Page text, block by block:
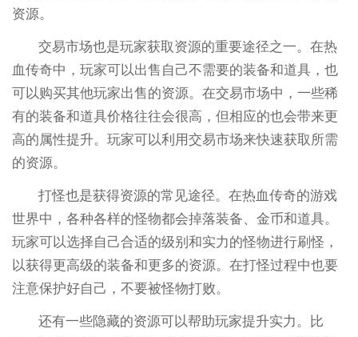
资源。
交易市场也是玩家获取资源的重要途径之一。在热
血传奇中，玩家可以出售自己不需要的装备和道具，也
可以购买其他玩家出售的资源。在交易市场中，一些稀
有的装备和道具价格往往会很高，但相应的也会带来更
高的属性提升。玩家可以利用交易市场来快速获取所需
的资源。
打怪也是获得资源的常见途径。在热血传奇的游戏
世界中，各种各样的怪物都会掉落装备、金币和道具。
玩家可以选择自己合适的级别和实力的怪物进行刷怪，
以获得更高级的装备和更多的资源。在打怪过程中也要
注意保护好自己，不要被怪物打败。
还有一些隐藏的资源可以帮助玩家提升实力。比